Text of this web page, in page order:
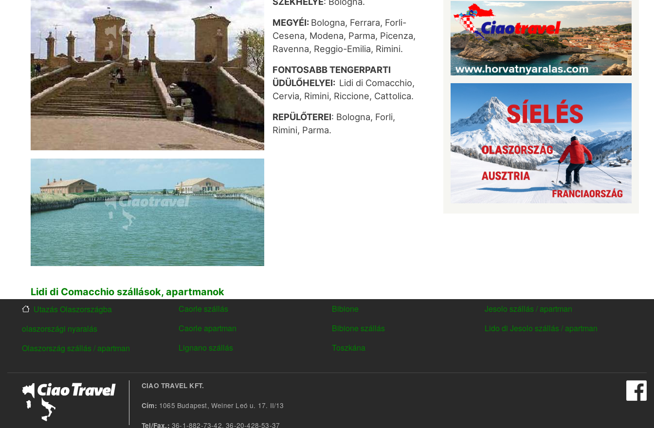
MEGYÉI: Bologna, Ferrara, Forli-
Cesena, Modena, Parma, Picenza,
Ravenna, Reggio-Emilia, Rimini.
FONTOSABB TENGERPARTI
ÜDÜLŐHELYEI: Lidi di Comacchio,
Cervia, Rimini, Riccione, Cattolica.
REPÜLŐTEREI: Bologna, Forli,
Rimini, Parma.
Lidi di Comacchio szállások, apartmanok
FOOTERUtazás Olaszországba
olaszországi nyaralás
Olaszország szállás / apartman
FOOTER
MENU2
Caorle szállás
Caorle apartman
Lignano szállás
FOOTER
MENU3
Bibione
Bibione szállás
Toszkána
FOOTER
MENU4
Jesolo szállás / apartman
Lido di Jesolo szállás / apartman
CIAO TRAVEL KFT.
Cím: 1065 Budapest, Weiner Leó u. 17. II/13
Tel/Fax.: 36-1-882-73-42, 36-20-428-53-37